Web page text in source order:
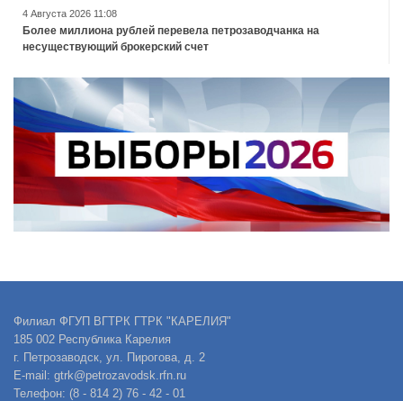
4 Августа 2026 11:08
Более миллиона рублей перевела петрозаводчанка на
несуществующий брокерский счет
Филиал ФГУП ВГТРК ГТРК "КАРЕЛИЯ"
185 002 Республика Карелия
г. Петрозаводск, ул. Пирогова, д. 2
E-mail: gtrk@petrozavodsk.rfn.ru
Телефон: (8 - 814 2) 76 - 42 - 01